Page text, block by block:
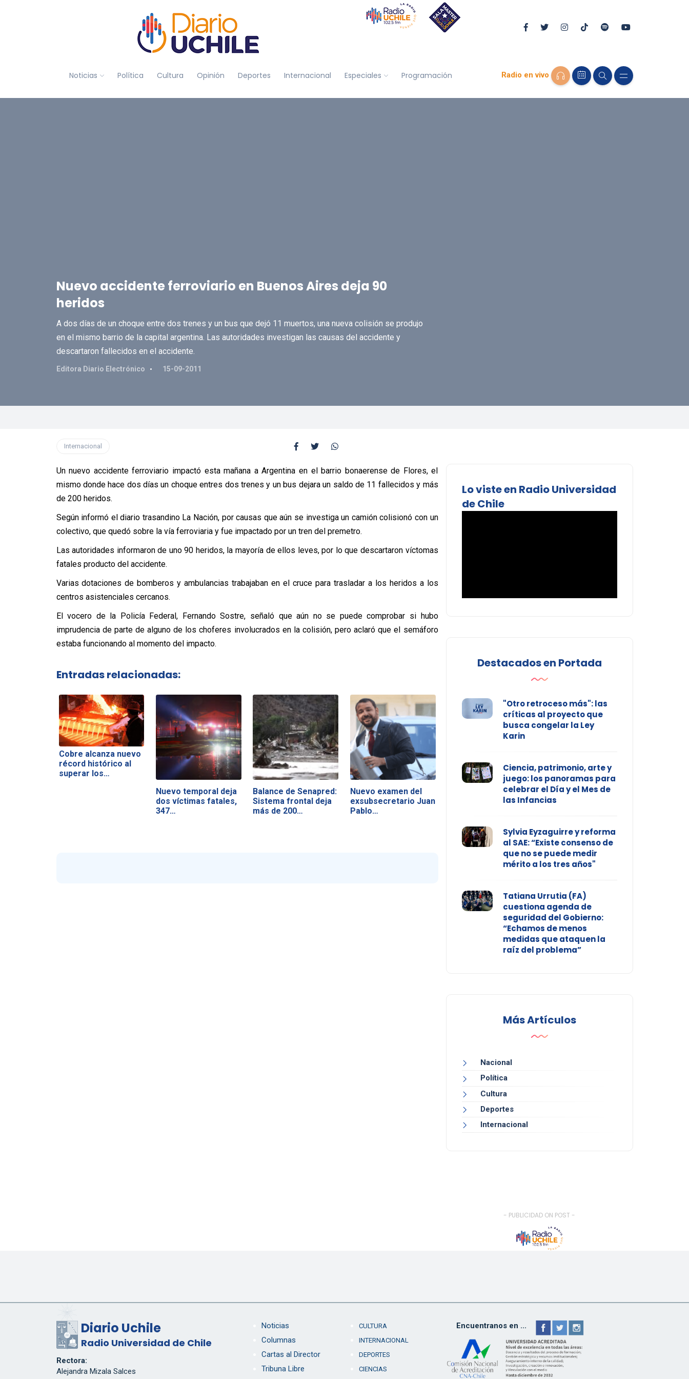
Noticias Política Cultura Opinión Deportes Internacional Especiales Programación Radio en vivo
Nuevo accidente ferroviario en Buenos Aires deja 90
heridos
A dos días de un choque entre dos trenes y un bus que dejó 11 muertos, una nueva colisión se produjo
en el mismo barrio de la capital argentina. Las autoridades investigan las causas del accidente y
descartaron fallecidos en el accidente.
Editora Diario Electrónico 15-09-2011
Internacional
Un nuevo accidente ferroviario impactó esta mañana a Argentina en el barrio bonaerense de Flores, el
mismo donde hace dos días un choque entres dos trenes y un bus dejara un saldo de 11 fallecidos y más
de 200 heridos.
Según informó el diario trasandino La Nación, por causas que aún se investiga un camión colisionó con un
colectivo, que quedó sobre la vía ferroviaria y fue impactado por un tren del premetro.
Las autoridades informaron de uno 90 heridos, la mayoría de ellos leves, por lo que descartaron víctomas
fatales producto del accidente.
Varias dotaciones de bomberos y ambulancias trabajaban en el cruce para trasladar a los heridos a los
centros asistenciales cercanos.
El vocero de la Policía Federal, Fernando Sostre, señaló que aún no se puede comprobar si hubo
imprudencia de parte de alguno de los choferes involucrados en la colisión, pero aclaró que el semáforo
estaba funcionando al momento del impacto.
Entradas relacionadas:
Cobre alcanza nuevo
récord histórico al
superar los…
Nuevo temporal deja
dos víctimas fatales,
347…
Balance de Senapred:
Sistema frontal deja
más de 200…
Nuevo examen del
exsubsecretario Juan
Pablo…
Lo viste en Radio Universidad
de Chile
Destacados en Portada
"Otro retroceso más": las
críticas al proyecto que
busca congelar la Ley
Karin
Ciencia, patrimonio, arte y
juego: los panoramas para
celebrar el Día y el Mes de
las Infancias
Sylvia Eyzaguirre y reforma
al SAE: “Existe consenso de
que no se puede medir
mérito a los tres años"
Tatiana Urrutia (FA)
cuestiona agenda de
seguridad del Gobierno:
“Echamos de menos
medidas que ataquen la
raíz del problema”
Más Artículos
Nacional
Política
Cultura
Deportes
Internacional
- PUBLICIDAD ON POST -
Diario Uchile
Radio Universidad de Chile
Rectora:
Alejandra Mizala Salces
Noticias
Columnas
Cartas al Director
Tribuna Libre
CULTURA
INTERNACIONAL
DEPORTES
CIENCIAS
Encuentranos en ...